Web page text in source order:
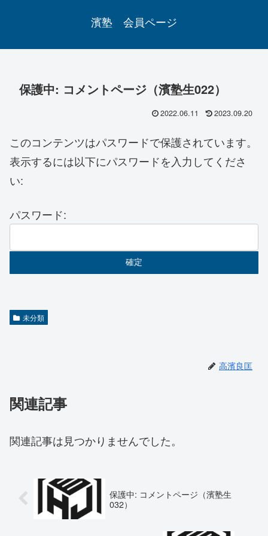
濱塾 会員ページ
保護中: コメントページ（濱塾生022）
2022.06.11 2023.09.20
このコンテンツはパスワードで保護されています。
表示するには以下にパスワードを入力してくださ
い:
パスワード:
未分類
高濱良匡
関連記事
関連記事は見つかりませんでした。
保護中: コメントページ（濱塾生
032）